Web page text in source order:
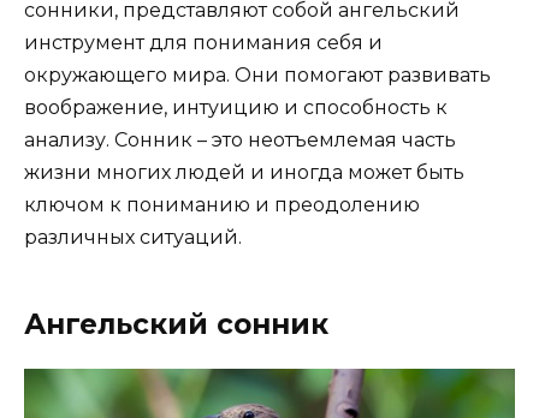
сонники, представляют собой ангельский
инструмент для понимания себя и
окружающего мира. Они помогают развивать
воображение, интуицию и способность к
анализу. Сонник – это неотъемлемая часть
жизни многих людей и иногда может быть
ключом к пониманию и преодолению
различных ситуаций.
Ангельский сонник